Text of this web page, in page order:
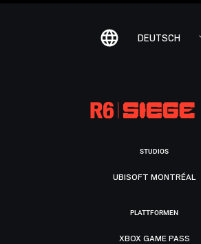
DEUTSCH
STUDIOS
UBISOFT MONTRÉAL
PLATTFORMEN
XBOX GAME PASS